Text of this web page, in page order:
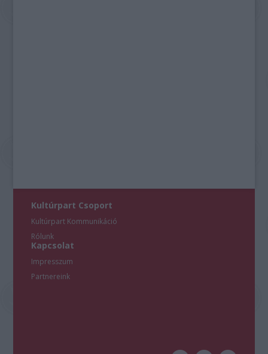
Kultúrpart Csoport
Kultúrpart Kommunikáció
Rólunk
Kapcsolat
Impresszum
Partnereink